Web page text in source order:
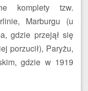
komplety tzw.
Marburgu (u
gdzie przejął się
porzucił), Paryżu,
gdzie w 1919